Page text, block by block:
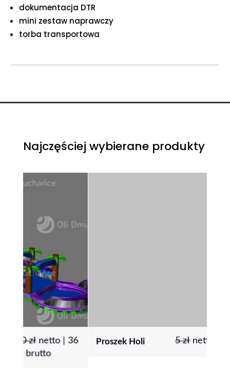
dokumentacja DTR
mini zestaw naprawczy
torba transportowa
Najczęściej wybierane produkty
Proszek Holi 5zł netto | brutto